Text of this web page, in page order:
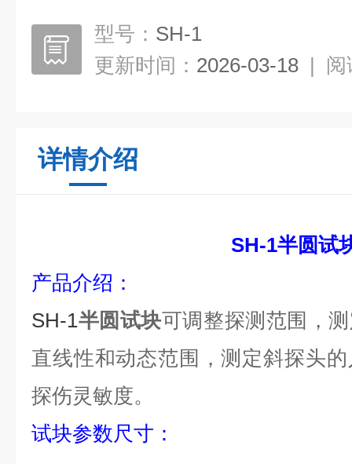
型号： SH-1
更新时间： 2026-03-18 | 阅
详情介绍
SH-1半圆试
产品介绍：
SH-1半圆试块可调整探测范围，
直线性和动态范围，测定斜探头
探伤灵敏度。
试块参数尺寸：